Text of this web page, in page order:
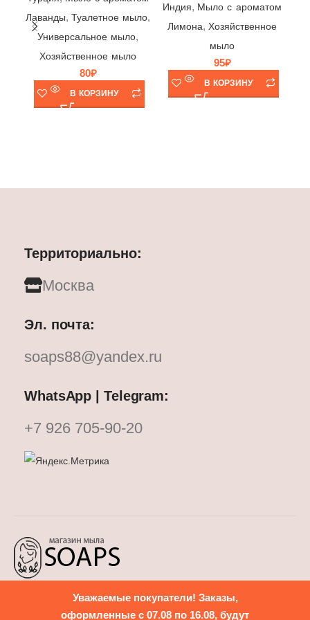
Уважаемые покупатели! Заказы,
оформленные с 07.08 по 16.08, будут
Лаванды, Туалетное мыло,
Универсальное мыло,
Хозяйственное мыло
80₽
В КОРЗИНУ
Индия, Мыло с ароматом
Лимона, Хозяйственное
мыло
95₽
В КОРЗИНУ
Территориально:
Москва
Эл. почта:
soaps88@yandex.ru
WhatsApp | Telegram:
+7 926 705-90-20
Политика конфиденциальности